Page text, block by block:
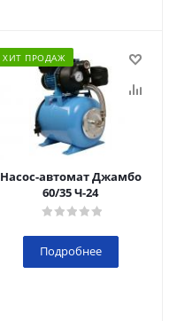
ХИТ ПРОДАЖ
Насос-автомат Джамбо
60/35 Ч-24
Подробнее